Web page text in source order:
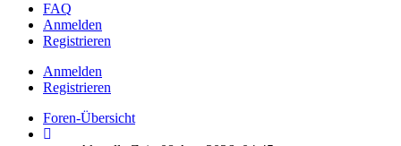
FAQ
Anmelden
Registrieren
Anmelden
Registrieren
Foren-Übersicht